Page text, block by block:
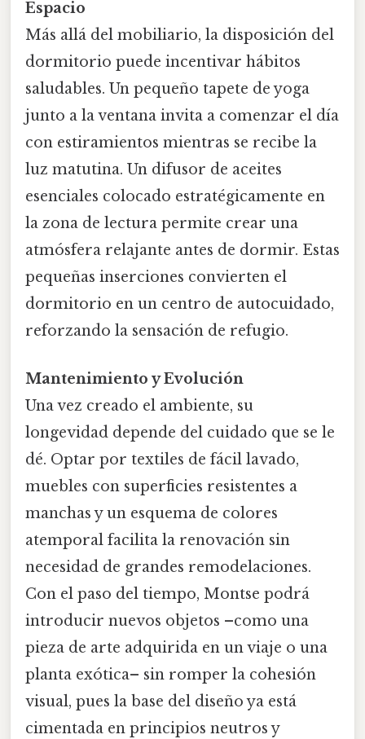
Espacio
Más allá del mobiliario, la disposición del
dormitorio puede incentivar hábitos
saludables. Un pequeño tapete de yoga
junto a la ventana invita a comenzar el día
con estiramientos mientras se recibe la
luz matutina. Un difusor de aceites
esenciales colocado estratégicamente en
la zona de lectura permite crear una
atmósfera relajante antes de dormir. Estas
pequeñas inserciones convierten el
dormitorio en un centro de autocuidado,
reforzando la sensación de refugio.
Mantenimiento y Evolución
Una vez creado el ambiente, su
longevidad depende del cuidado que se le
dé. Optar por textiles de fácil lavado,
muebles con superficies resistentes a
manchas y un esquema de colores
atemporal facilita la renovación sin
necesidad de grandes remodelaciones.
Con el paso del tiempo, Montse podrá
introducir nuevos objetos –como una
pieza de arte adquirida en un viaje o una
planta exótica– sin romper la cohesión
visual, pues la base del diseño ya está
cimentada en principios neutros y